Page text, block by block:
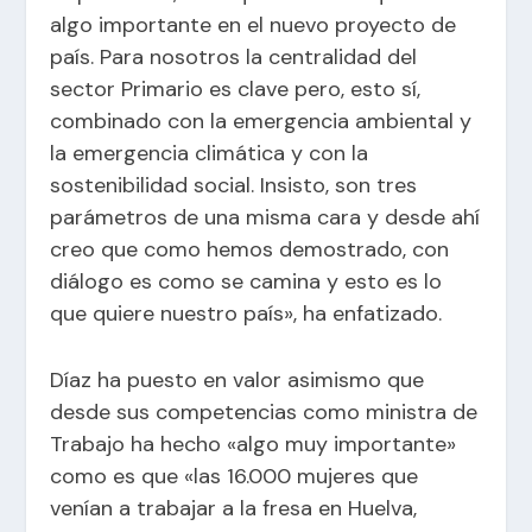
algo importante en el nuevo proyecto de
país. Para nosotros la centralidad del
sector Primario es clave pero, esto sí,
combinado con la emergencia ambiental y
la emergencia climática y con la
sostenibilidad social. Insisto, son tres
parámetros de una misma cara y desde ahí
creo que como hemos demostrado, con
diálogo es como se camina y esto es lo
que quiere nuestro país», ha enfatizado.
Díaz ha puesto en valor asimismo que
desde sus competencias como ministra de
Trabajo ha hecho «algo muy importante»
como es que «las 16.000 mujeres que
venían a trabajar a la fresa en Huelva,